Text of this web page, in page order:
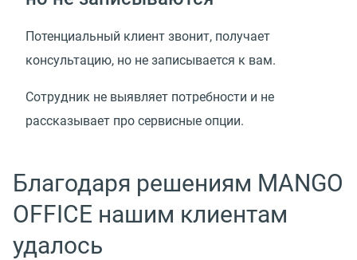
Потенциальный клиент звонит, получает
консультацию, но не записывается к вам.
Сотрудник не выявляет потребности и не
рассказывает про сервисные опции.
Благодаря решениям MANGO
OFFICE нашим клиентам
удалось